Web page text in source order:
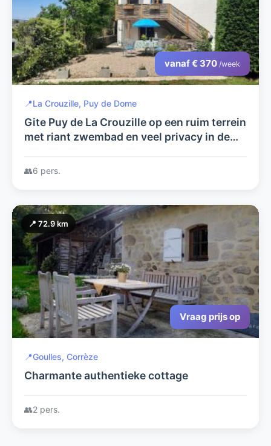
vanaf € 370 /week
📍La Crouzille, Puy de Dome
Gite Puy de La Crouzille op een ruim terrein
met riant zwembad en veel privacy in de
relaxte vakantie.
👥6 pers.
📍 72.9 km
Vraag prijs op
📍Goulles, Corrèze
Charmante authentieke cottage
👥2 pers.